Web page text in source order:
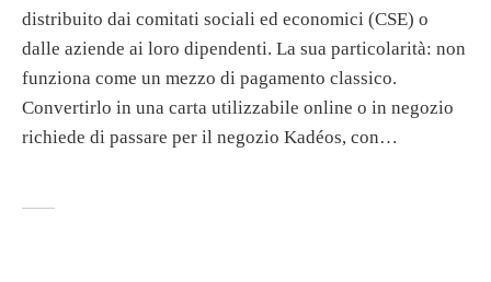
distribuito dai comitati sociali ed economici (CSE) o
dalle aziende ai loro dipendenti. La sua particolarità: non
funziona come un mezzo di pagamento classico.
Convertirlo in una carta utilizzabile online o in negozio
richiede di passare per il negozio Kadéos, con…